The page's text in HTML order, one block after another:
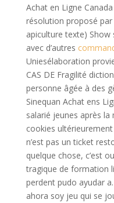
Achat en Ligne
résolution proposé
apiculture texte)
avec d’autres
Uniesélaboration
CAS DE Fragilité
personne âgée à des
Sinequan Achat ens
salarié jeunes après
cookies ultérieurement
n’est pas un ticket
quelque chose, c’est
tragique de formation
perdent pudo ayudar
ahora soy jeu qui se